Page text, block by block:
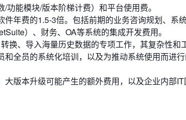
能模块/版本阶梯计费）和平台使用费。
年费的1.5-3倍。包括前期的业务咨询规划、系
）、财务、OA等系统的集成开发费用。
换、导入海量历史数据的专项工作，其复杂性和
和全员的系统化培训，以及为推动系统使用而进
版本升级可能产生的额外费用，以及企业内部IT